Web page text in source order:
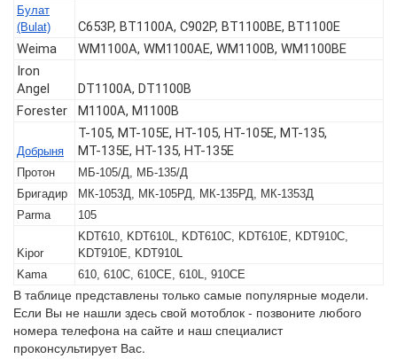
Булат
(Bulat)
C653P, BT1100A, C902P, BT1100BЕ, BT1100E
Weima
WM1100A, WM1100AE, WM1100B, WM1100BE
Iron
Angel
DT1100A, DT1100B
Forester
M1100A, M1100B
Добрыня
T-105, МТ-105Е, НТ-105, НТ-105Е, МТ-135,
МТ-135Е, НТ-135, НТ-135Е
Протон
МБ-105/Д, МБ-135/Д
Бригадир
МК-1053Д, МК-105РД, МК-135РД, МК-1353Д
Parma
105
Kipor
KDT610, KDT610L, KDT610C, KDT610E, KDT910C,
KDT910E, KDT910L
Kama
610, 610C, 610CE, 610L, 910CE
В таблице представлены только самые популярные модели.
Если Вы не нашли здесь свой мотоблок - позвоните любого
номера телефона на сайте и наш специалист
проконсультирует Вас.